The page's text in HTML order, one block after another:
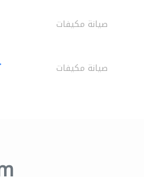
صيانة مكيفات
صيانة مكيفات